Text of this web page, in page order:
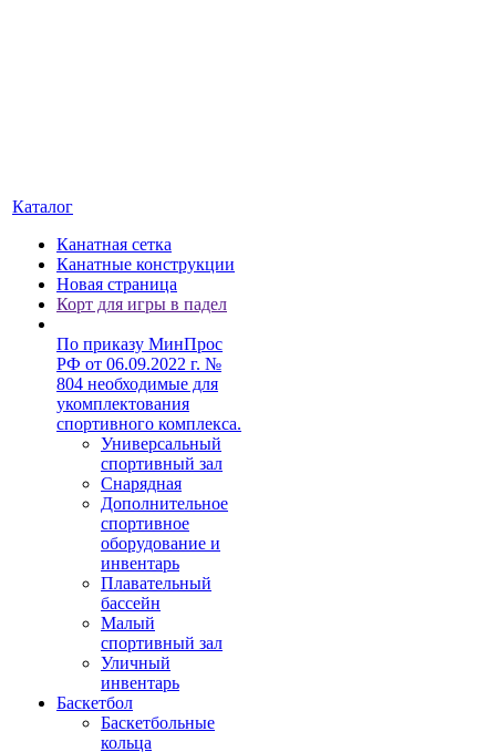
Каталог
Канатная сетка
Канатные конструкции
Новая страница
Корт для игры в падел
По приказу МинПрос
РФ от 06.09.2022 г. №
804 необходимые для
укомплектования
спортивного комплекса.
Универсальный
спортивный зал
Снарядная
Дополнительное
спортивное
оборудование и
инвентарь
Плавательный
бассейн
Малый
спортивный зал
Уличный
инвентарь
Баскетбол
Баскетбольные
кольца